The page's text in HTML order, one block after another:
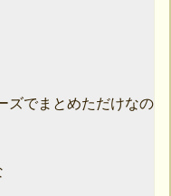
ズでまとめただけなの